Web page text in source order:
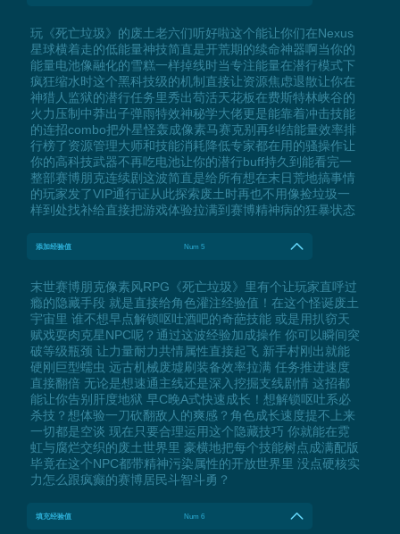
玩《死亡垃圾》的废土老六们听好啦这个能让你们在Nexus
星球横着走的低能量神技简直是开荒期的续命神器啊当你的
能量电池像融化的雪糕一样掉线时当专注能量在潜行模式下
疯狂缩水时这个黑科技级的机制直接让资源焦虑退散让你在
神猎人监狱的潜行任务里秀出苟活天花板在费斯特林峡谷的
火力压制中莽出子弹雨特效神秘学大佬更是能靠着冲击技能
的连招combo把外星怪轰成像素马赛克别再纠结能量效率排
行榜了资源管理大师和技能消耗降低专家都在用的骚操作让
你的高科技武器不再吃电池让你的潜行buff持久到能看完一
整部赛博朋克连续剧这波简直是给所有想在末日荒地搞事情
的玩家发了VIP通行证从此探索废土时再也不用像捡垃圾一
样到处找补给直接把游戏体验拉满到赛博精神病的狂暴状态
添加经验值 Num 5
末世赛博朋克像素风RPG《死亡垃圾》里有个让玩家直呼过
瘾的隐藏手段 就是直接给角色灌注经验值！在这个怪诞废土
宇宙里 谁不想早点解锁呕吐酒吧的奇葩技能 或是用扒窃天
赋戏耍肉克星NPC呢？通过这波经验加成操作 你可以瞬间突
破等级瓶颈 让力量耐力共情属性直接起飞 新手村刚出就能
硬刚巨型蠕虫 远古机械废墟刷装备效率拉满 任务推进速度
直接翻倍 无论是想速通主线还是深入挖掘支线剧情 这招都
能让你告别肝度地狱 早C晚A式快速成长！想解锁呕吐系必
杀技？想体验一刀砍翻敌人的爽感？角色成长速度提不上来
一切都是空谈 现在只要合理运用这个隐藏技巧 你就能在霓
虹与腐烂交织的废土世界里 豪横地把每个技能树点成满配版
毕竟在这个NPC都带精神污染属性的开放世界里 没点硬核实
力怎么跟疯癫的赛博居民斗智斗勇？
填充经验值 Num 6